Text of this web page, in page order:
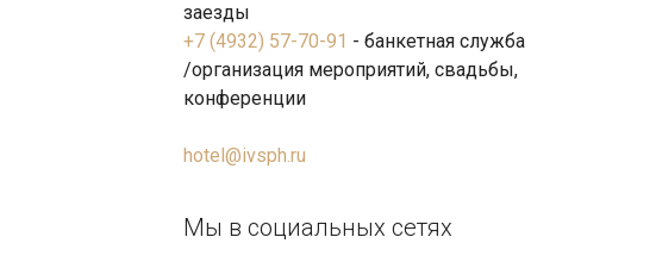
заезды
+7 (4932) 57-70-91 - банкетная служба
/организация мероприятий, свадьбы,
конференции
hotel@ivsph.ru
Мы в социальных сетях